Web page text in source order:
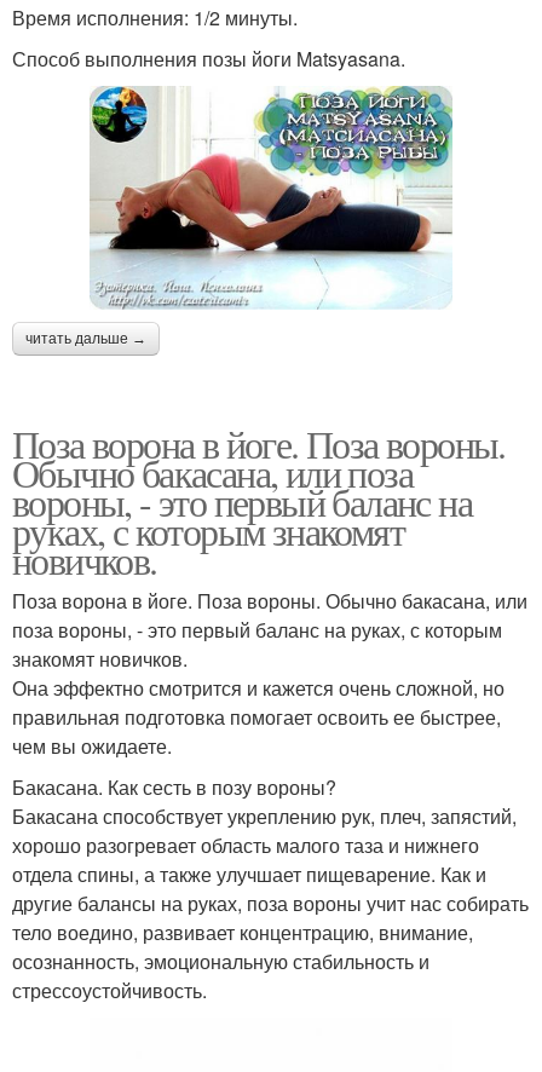
Время исполнения: 1/2 минуты.
Способ выполнения позы йоги Matsyasana.
читать дальше →
Поза ворона в йоге. Поза вороны.
Обычно бакасана, или поза
вороны, - это первый баланс на
руках, с которым знакомят
новичков.
Поза ворона в йоге. Поза вороны. Обычно бакасана, или
поза вороны, - это первый баланс на руках, с которым
знакомят новичков.
Она эффектно смотрится и кажется очень сложной, но
правильная подготовка помогает освоить ее быстрее,
чем вы ожидаете.
Бакасана. Как сесть в позу вороны?
Бакасана способствует укреплению рук, плеч, запястий,
хорошо разогревает область малого таза и нижнего
отдела спины, а также улучшает пищеварение. Как и
другие балансы на руках, поза вороны учит нас собирать
тело воедино, развивает концентрацию, внимание,
осознанность, эмоциональную стабильность и
стрессоустойчивость.